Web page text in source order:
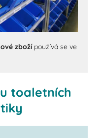
zbožípoužívá se ve
toaletních